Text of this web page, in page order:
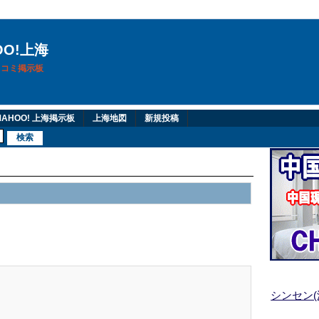
上海
ミ掲示板
上海掲示板 上海地図 新規投稿
シンセン